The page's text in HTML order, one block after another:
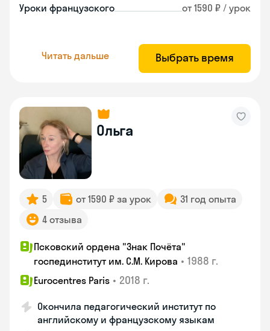
Уроки французского от 1590 ₽ / урок
Читать дальше Выбрать время
Ольга
5 от 1590 ₽ за урок
31 год опыта
4 отзыва
Псковский ордена "Знак Почёта"
госпединститут им. С.М. Кирова • 1988 г.
Eurocentres Paris • 2018 г.
Окончила педагогический институт по
английскому и французскому языкам